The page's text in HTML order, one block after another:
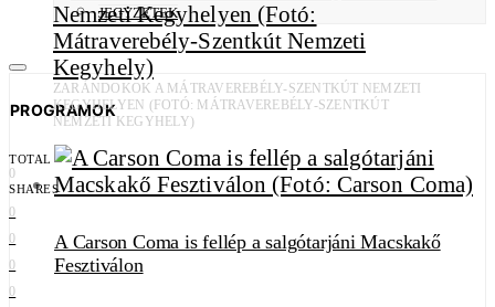
JEGYZETEK
PROGRAMOK
A Carson Coma is fellép a salgótarjáni Macskakő
Fesztiválon
ZARÁNDOKOK A MÁTRAVEREBÉLY-SZENTKÚT NEMZETI
KEGYHELYEN (FOTÓ: MÁTRAVEREBÉLY-SZENTKÚT
NEMZETI KEGYHELY)
TOTAL
0
SHARES
0
0
0
0